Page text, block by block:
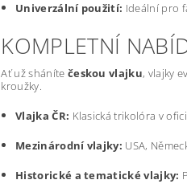
Univerzální použití: Ideální pro
KOMPLETNÍ
Ať už sháníte českou vlajku, vlajky
kroužky.
Vlajka ČR: Klasická trikolóra v
Mezinárodní vlajky: USA,
Historické a tematické vlajky: